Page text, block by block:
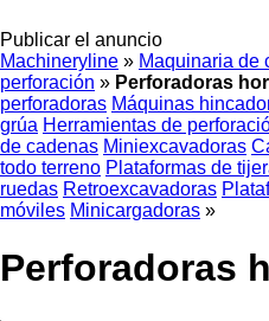
Publicar el anuncio
Machineryline » Maquinaria de
perforación » Perforadoras
perforadoras Máquinas
grúa Herramientas de
de cadenas Miniexcavadoras
todo terreno Plataformas de
ruedas Retroexcavadoras
móviles Minicargadoras »
Perforadoras